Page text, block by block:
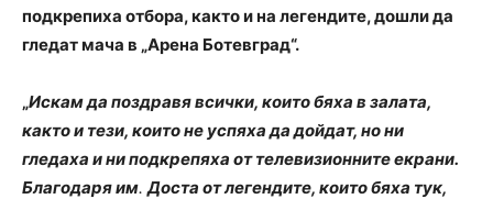
подкрепиха отбора, както и на легендите, дошли да
гледат мача в „Арена Ботевград“.
„Искам да поздравя всички, които бяха в залата,
както и тези, които не успяха да дойдат, но ни
гледаха и ни подкрепяха от телевизионните екрани.
Благодаря им.Доста от легендите, които бяха тук,